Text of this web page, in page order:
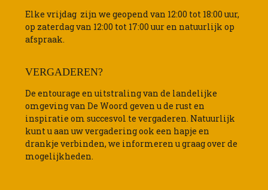
Elke vrijdag zijn we geopend van 12:00 tot 18:00 uur,
op zaterdag van 12:00 tot 17:00 uur en natuurlijk op
afspraak.
VERGADEREN?
De entourage en uitstraling van de landelijke
omgeving van De Woord geven u de rust en
inspiratie om succesvol te vergaderen. Natuurlijk
kunt u aan uw vergadering ook een hapje en
drankje verbinden, we informeren u graag over de
mogelijkheden.